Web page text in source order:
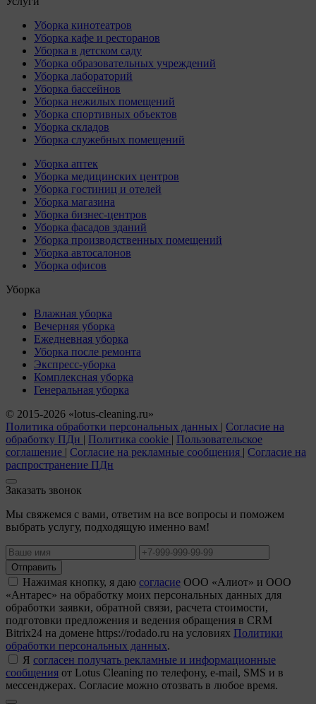
Уборка кинотеатров
Уборка кафе и ресторанов
Уборка в детском саду
Уборка образовательных учреждений
Уборка лабораторий
Уборка бассейнов
Уборка нежилых помещений
Уборка спортивных объектов
Уборка складов
Уборка служебных помещений
Уборка аптек
Уборка медицинских центров
Уборка гостиниц и отелей
Уборка магазина
Уборка бизнес-центров
Уборка фасадов зданий
Уборка производственных помещений
Уборка автосалонов
Уборка офисов
Уборка
Влажная уборка
Вечерняя уборка
Ежедневная уборка
Уборка после ремонта
Экспресс-уборка
Комплексная уборка
Генеральная уборка
© 2015-2026 «lotus-cleaning.ru»
Политика обработки персональных данных | Согласие на
обработку ПДн | Политика cookie | Пользовательское
соглашение | Согласие на рекламные сообщения | Согласие на
распространение ПДн
Заказать звонок
Мы свяжемся с вами, ответим на все вопросы и поможем
выбрать услугу, подходящую именно вам!
Отправить
Нажимая кнопку, я даю согласие ООО «Алиот» и ООО
«Антарес» на обработку моих персональных данных для
обработки заявки, обратной связи, расчета стоимости,
подготовки предложения и ведения обращения в CRM
Bitrix24 на домене https://rodado.ru на условиях Политики
обработки персональных данных.
Я согласен получать рекламные и информационные
сообщения от Lotus Cleaning по телефону, e-mail, SMS и в
мессенджерах. Согласие можно отозвать в любое время.